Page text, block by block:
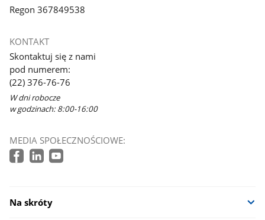
Regon 367849538
KONTAKT
Skontaktuj się z nami
pod numerem:
(22) 376-76-76
W dni robocze
w godzinach: 8:00-16:00
MEDIA SPOŁECZNOŚCIOWE:
Na skróty